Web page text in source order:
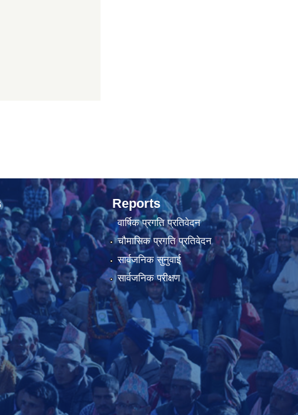
Reports
वार्षिक प्रगति प्रतिवेदन
चौमासिक प्रगति प्रतिवेदन
सार्वजनिक सुनुवाई
सार्वजनिक परीक्षण